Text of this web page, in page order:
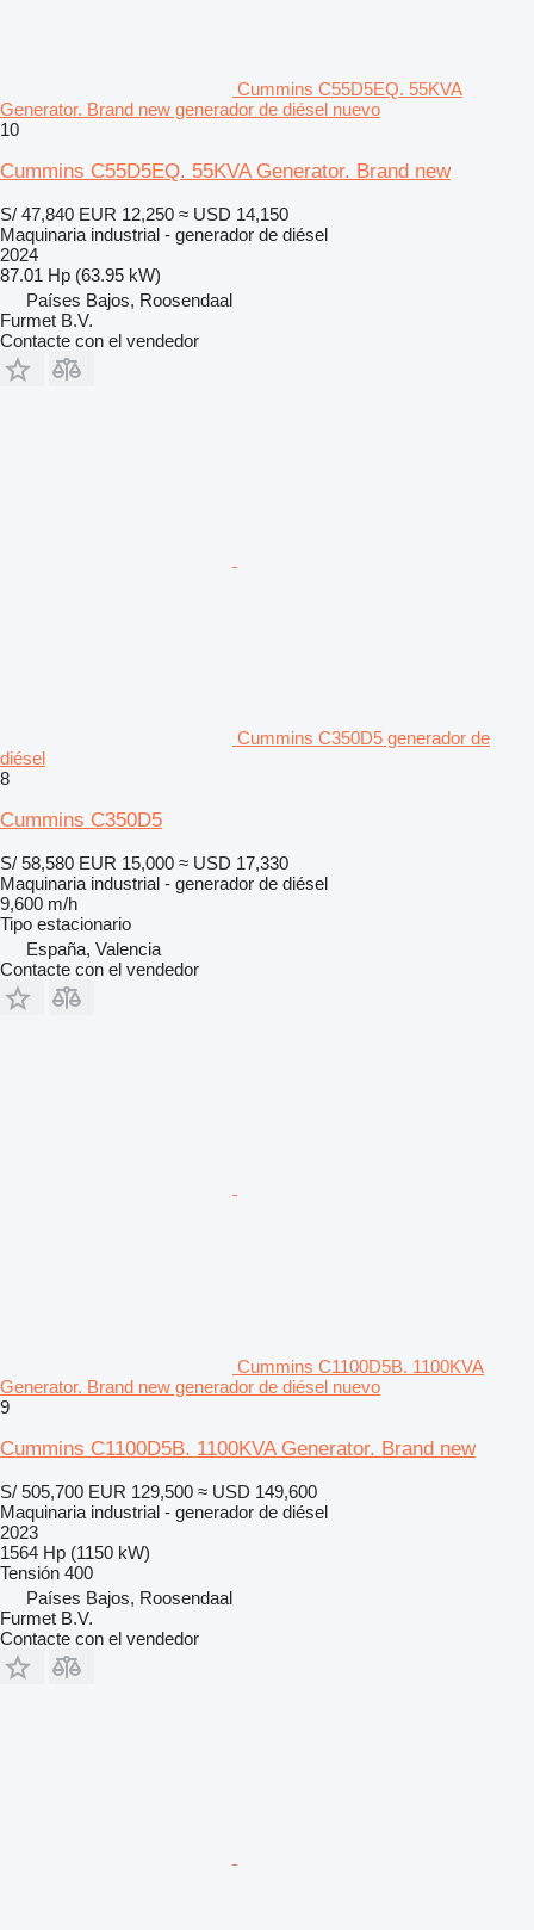
Cummins C55D5EQ. 55KVA
Generator. Brand new generador de diésel nuevo
10
Cummins C55D5EQ. 55KVA Generator. Brand new
S/ 47,840 EUR 12,250 ≈ USD 14,150
Maquinaria industrial - generador de diésel
2024
87.01 Hp (63.95 kW)
Países Bajos, Roosendaal
Furmet B.V.
Contacte con el vendedor
Cummins C350D5 generador de
diésel
8
Cummins C350D5
S/ 58,580 EUR 15,000 ≈ USD 17,330
Maquinaria industrial - generador de diésel
9,600 m/h
Tipo estacionario
España, Valencia
Contacte con el vendedor
Cummins C1100D5B. 1100KVA
Generator. Brand new generador de diésel nuevo
9
Cummins C1100D5B. 1100KVA Generator. Brand new
S/ 505,700 EUR 129,500 ≈ USD 149,600
Maquinaria industrial - generador de diésel
2023
1564 Hp (1150 kW)
Tensión 400
Países Bajos, Roosendaal
Furmet B.V.
Contacte con el vendedor